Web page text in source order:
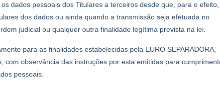
dados pessoais dos Titulares a terceiros desde que, para o efeito,
dos dados ou ainda quando a transmissão seja efetuada no
judicial ou qualquer outra finalidade legítima prevista na lei.
para as finalidades estabelecidas pela EURO SEPARADORA,
observância das instruções por esta emitidas para
pessoais.